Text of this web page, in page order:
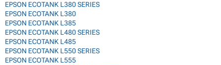
EPSON ECOTANK L380 SERIES
EPSON ECOTANK L380
EPSON ECOTANK L385
EPSON ECOTANK L480 SERIES
EPSON ECOTANK L485
EPSON ECOTANK L550 SERIES
EPSON ECOTANK L555